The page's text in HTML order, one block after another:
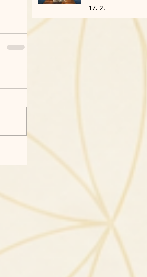
17. 2.